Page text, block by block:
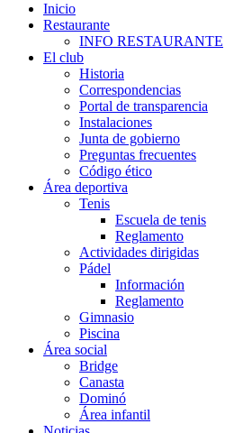
Inicio
Restaurante
INFO RESTAURANTE
El club
Historia
Correspondencias
Portal de transparencia
Instalaciones
Junta de gobierno
Preguntas frecuentes
Código ético
Área deportiva
Tenis
Escuela de tenis
Reglamento
Actividades dirigidas
Pádel
Información
Reglamento
Gimnasio
Piscina
Área social
Bridge
Canasta
Dominó
Área infantil